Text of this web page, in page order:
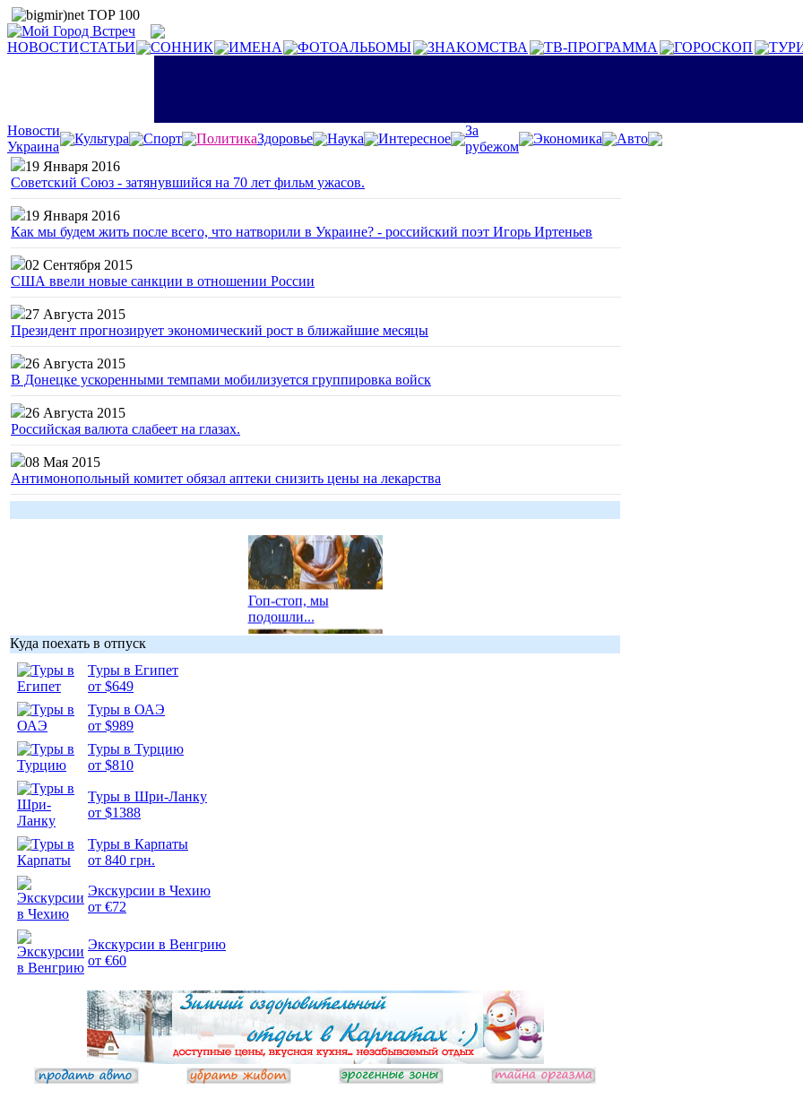
НОВОСТИСТАТЬИ СОННИК ИМЕНА ФОТОАЛЬБОМЫ ЗНАКОМСТВА ТВ-ПРОГРАММА ГОРОСКОП
Новости
Украина
Культура Спорт ПолитикаЗдоровье Наука Интересное
За
рубежом
Экономика
Авто
19 Января 2016
Советский Союз - затянувшийся на 70 лет фильм ужасов.
19 Января 2016
Как мы будем жить после всего, что натворили в Украине? - российский поэт Игорь Иртеньев
02 Сентября 2015
США ввели новые санкции в отношении России
27 Августа 2015
Президент прогнозирует экономический рост в ближайшие месяцы
26 Августа 2015
В Донецке ускоренными темпами мобилизуется группировка войск
26 Августа 2015
Российская валюта слабеет на глазах.
08 Мая 2015
Антимонопольный комитет обязал аптеки снизить цены на лекарства
Гоп-стоп, мы
подошли...
Куда поехать в отпуск
Туры в Египет
от $649
Туры в ОАЭ
от $989
Туры в Турцию
от $810
Туры в Шри-Ланку
от $1388
Туры в Карпаты
от 840 грн.
Экскурсии в Чехию
от €72
Экскурсии в Венгрию
от €60